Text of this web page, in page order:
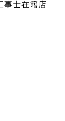
事士在籍店